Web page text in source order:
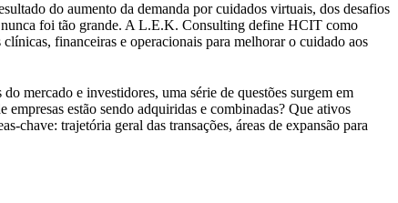
do aumento da demanda por cuidados virtuais, dos desafios
nunca foi tão grande. A L.E.K. Consulting define HCIT como
financeiras e operacionais para melhorar o cuidado aos
do mercado e investidores, uma série de questões surgem em
estão sendo adquiridas e combinadas? Que ativos
chave: trajetória geral das transações, áreas de expansão para